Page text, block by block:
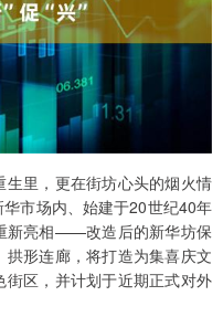
里，更在街坊心头的烟火情
市场内、始建于20世纪40年
新亮相——改造后的新华坊保
形连廊，将打造为集喜庆文
区，并计划于近期正式对外